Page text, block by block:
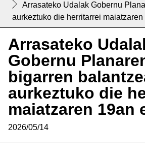
Arrasateko Udalak Gobernu
aurkeztuko die herritarrei
Arrasateko
Gobernu
bigarren
aurkeztuko die
maiatzaren 19an
2026/05/14